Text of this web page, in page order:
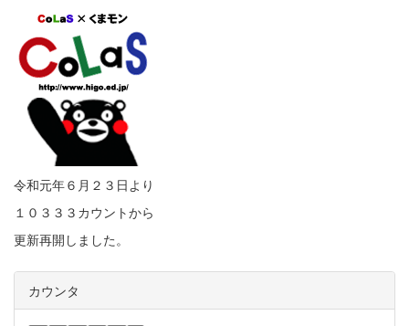
令和元年６月２３日より
１０３３３カウントから
更新再開しました。
カウンタ